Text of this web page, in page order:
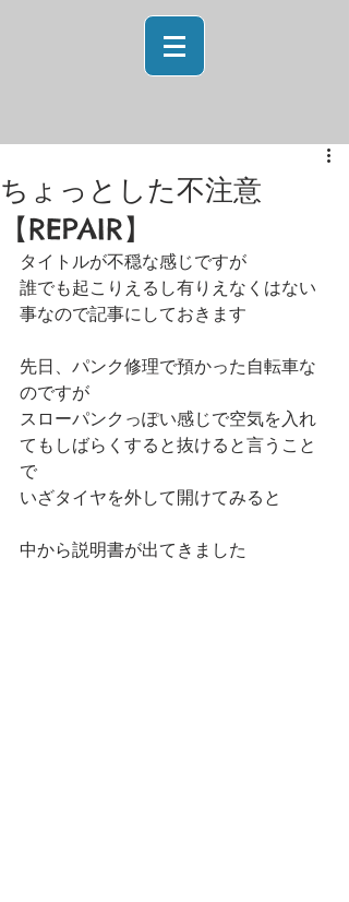
ちょっとした不注意
【REPAIR】
タイトルが不穏な感じですが
誰でも起こりえるし有りえなくはない
事なので記事にしておきます
先日、パンク修理で預かった自転車な
のですが
スローパンクっぽい感じで空気を入れ
てもしばらくすると抜けると言うこと
で
いざタイヤを外して開けてみると
中から説明書が出てきました